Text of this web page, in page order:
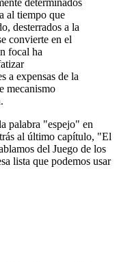
al tiempo que
desterrados a la
convierte en el
focal ha
a expensas de la
mecanismo
palabra "espejo" en
al último capítulo, "El
del Juego de los
lista que podemos usar